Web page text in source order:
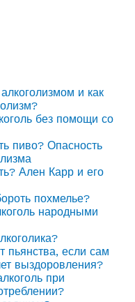
и как
без помощи со
пиво? Опасность
Ален Карр и его
похмелье?
народными
пьянства, если сам
выздоровления?
при